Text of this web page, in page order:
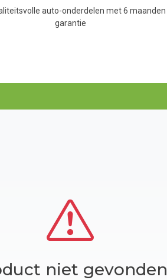
auto-onderdelen met 6 maanden
garantie
niet gevonden